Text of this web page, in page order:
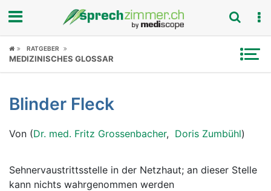
Fokus
Symptome
Untersuchungen
News
RATGEBER
MEDIZINISCHES GLOSSAR
Blinder Fleck
Von (Dr. med. Fritz Grossenbacher, Doris Zumbühl)
Sehnervaustrittsstelle in der Netzhaut; an dieser Stelle
kann nichts wahrgenommen werden